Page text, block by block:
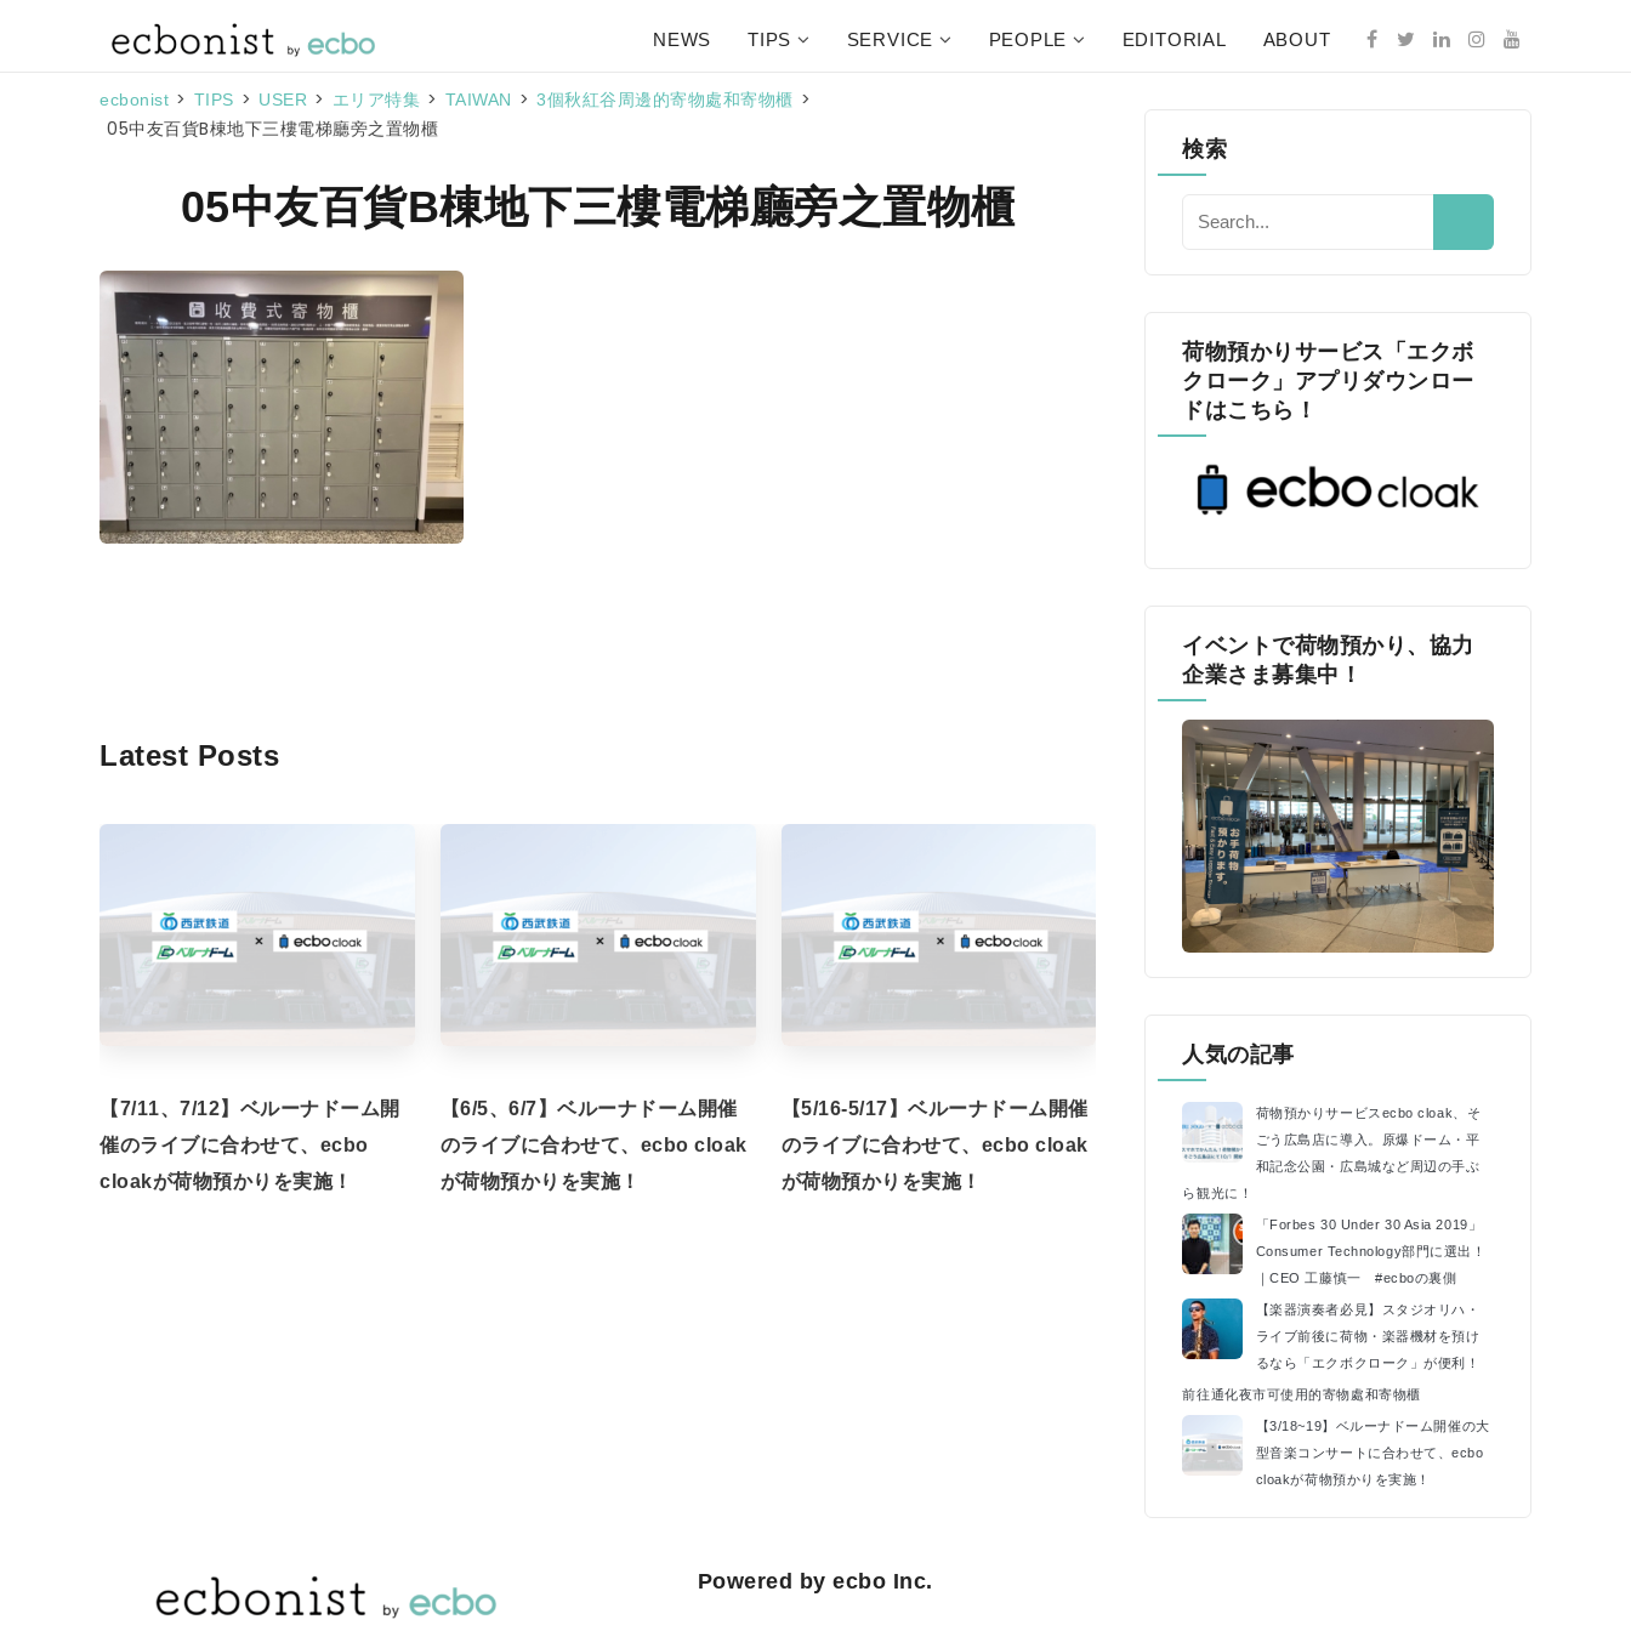
NEWS TIPS SERVICE PEOPLE EDITORIAL ABOUT
ecbonist > TIPS > USER > エリア特集 > TAIWAN > 3個秋紅谷周邊的寄物處和寄物櫃 >
05中友百貨B棟地下三樓電梯廳旁之置物櫃
05中友百貨B棟地下三樓電梯廳旁之置物櫃
Latest Posts
【7/11、7/12】ベルーナドーム開
催のライブに合わせて、ecbo
cloakが荷物預かりを実施！
【6/5、6/7】ベルーナドーム開催
のライブに合わせて、ecbo cloak
が荷物預かりを実施！
【5/16-5/17】ベルーナドーム開催
のライブに合わせて、ecbo cloak
が荷物預かりを実施！
検索
荷物預かりサービス「エクボ
クローク」アプリダウンロー
ドはこちら！
イベントで荷物預かり、協力
企業さま募集中！
人気の記事
荷物預かりサービスecbo cloak、そ
ごう広島店に導入。原爆ドーム・平
和記念公園・広島城など周辺の手ぶ
ら観光に！
「Forbes 30 Under 30 Asia 2019」
Consumer Technology部門に選出！
｜CEO 工藤慎一 #ecboの裏側
【楽器演奏者必見】スタジオリハ・
ライブ前後に荷物・楽器機材を預け
るなら「エクボクローク」が便利！
前往通化夜市可使用的寄物處和寄物櫃
【3/18~19】ベルーナドーム開催の大
型音楽コンサートに合わせて、ecbo
cloakが荷物預かりを実施！
Powered by ecbo Inc.